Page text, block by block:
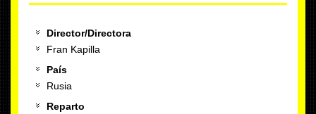
Director/Directora
Fran Kapilla
País
Rusia
Reparto